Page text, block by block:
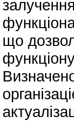
що